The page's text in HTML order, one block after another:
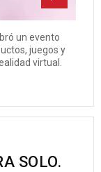
un evento
juegos y
virtual.
SOLO.